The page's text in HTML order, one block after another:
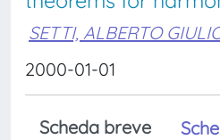
SETTI, ALBERTO
2000-01-01
Scheda breve